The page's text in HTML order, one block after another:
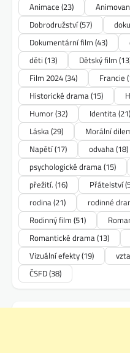
Animace (23)
Dobrodružství(57)
Dokumentární film (43)
děti (13) Dětský film
Film 2024(34) Francie
Historické drama(15)
Humor(32) Identita(21)
Láska(29) Morální
Napětí(17) odvaha(18)
psychologické drama(15)
přežití. (16) Přátelství
rodina(21) rodinné
Rodinný film (51)
Romantické drama(13)
Vizuální efekty(19)
ČSFD(38)